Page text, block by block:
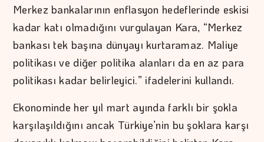
Merkez bankalarının enflasyon hedeflerinde eskisi
kadar katı olmadığını vurgulayan Kara, “Merkez
bankası tek başına dünyayı kurtaramaz. Maliye
politikası ve diğer politika alanları da en az para
politikası kadar belirleyici.” ifadelerini kullandı.
Ekonominde her yıl mart ayında farklı bir şokla
karşılaşıldığını ancak Türkiye’nin bu şoklara karşı